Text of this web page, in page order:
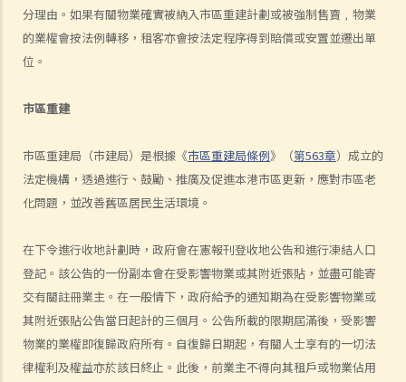
分理由。如果有關物業確實被納入市區重建計劃或被強制售賣﹐物業
的業權會按法例轉移，租客亦會按法定程序得到賠償或安置並遷出單
位。
市區重建
市區重建局（市建局）是根據《市區重建局條例》（第563章）成立的
法定機構，透過進行、鼓勵、推廣及促進本港市區更新，應對市區老
化問題，並改善舊區居民生活環境。
在下令進行收地計劃時，政府會在憲報刊登收地公告和進行凍結人口
登記。該公告的一份副本會在受影響物業或其附近張貼，並盡可能寄
交有關註冊業主。在一般情下，政府給予的通知期為在受影響物業或
其附近張貼公告當日起計的三個月。公告所載的限期屆滿後，受影響
物業的業權即復歸政府所有。自復歸日期起，有關人士享有的一切法
律權利及權益亦於該日終止。此後，前業主不得向其租戶或物業佔用
約 (World Food Fair Ltd 訴 Hong Kong Island Development Ltd)
判決摘要2：無就租賃物業於租賃期間適合居住或適合租客使用的隱含
保證（陳敏莊 訴 唐幟章）
理干擾（Ridge Ltd 訴 Golden Castle Ltd）
力（紀秋月 訴 蔡家榮）
在簽署租約之後，應該如何處理該等文件？
1. 如何計算租約的印花稅？
3. 為甚麼有些租約必須在土地註冊處註冊，有些則毋須註冊？
判決摘要：物業買賣是否受到租賃續租選擇權約束取決於具體情況
(Chan Yiu Tong 訴 Wellmake Investments Ltd)
4. 物業稅如何計算？
租金